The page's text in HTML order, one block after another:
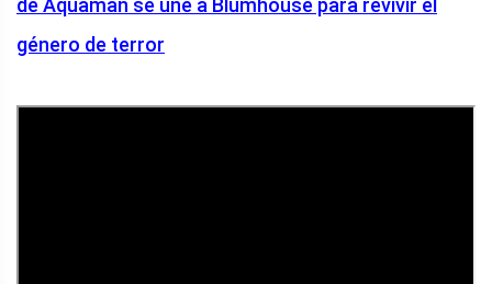
de Aquaman se une a Blumhouse para revivir el
género de terror